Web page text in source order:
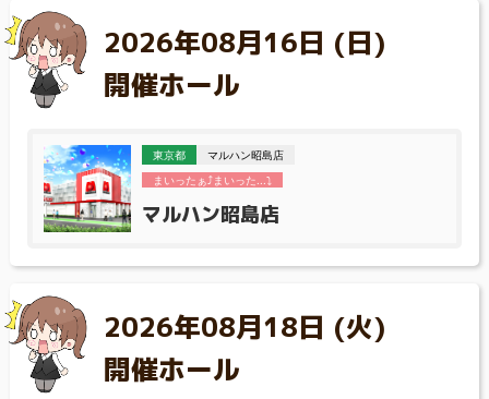
2026年08月16日 (日)
開催ホール
東京都
マルハン昭島店
まいったぁ⤴まいった...⤵
マルハン昭島店
2026年08月18日 (火)
開催ホール